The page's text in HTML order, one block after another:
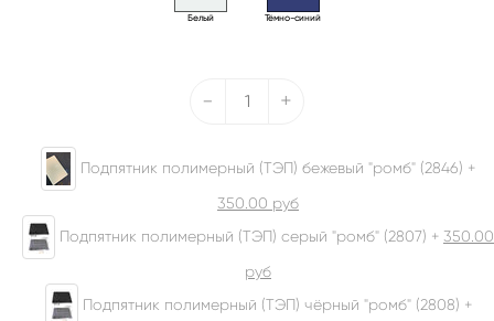
Белый Тёмно-синий
- +
Подпятник полимерный (ТЭП) бежевый "ромб" (2846) +
350.00 руб
Подпятник полимерный (ТЭП) серый "ромб" (2807) + 350.00
руб
Подпятник полимерный (ТЭП) чёрный "ромб" (2808) +